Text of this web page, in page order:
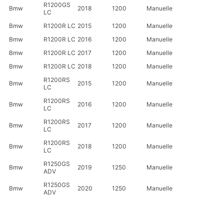
Bmw
R1200GS
LC
2018 1200 Manuelle
Bmw R1200R LC 2015 1200
Manuelle
Bmw
R1200R LC 2016 1200
Manuelle
Bmw
R1200R LC 2017 1200
Manuelle
Bmw
R1200R LC 2018 1200 Manuelle
Bmw
R1200RS
LC
2015 1200 Manuelle
Bmw
R1200RS
LC
2016 1200 Manuelle
Bmw
R1200RS
LC
2017 1200 Manuelle
Bmw
R1200RS
LC
2018 1200 Manuelle
Bmw
R1250GS
ADV
2019 1250 Manuelle
Bmw
R1250GS
ADV
2020 1250 Manuelle